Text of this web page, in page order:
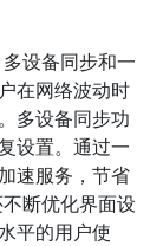
设备同步和一
在网络波动时
多设备同步功
设置。通过一
速服务，节省
断优化界面设
平的用户使